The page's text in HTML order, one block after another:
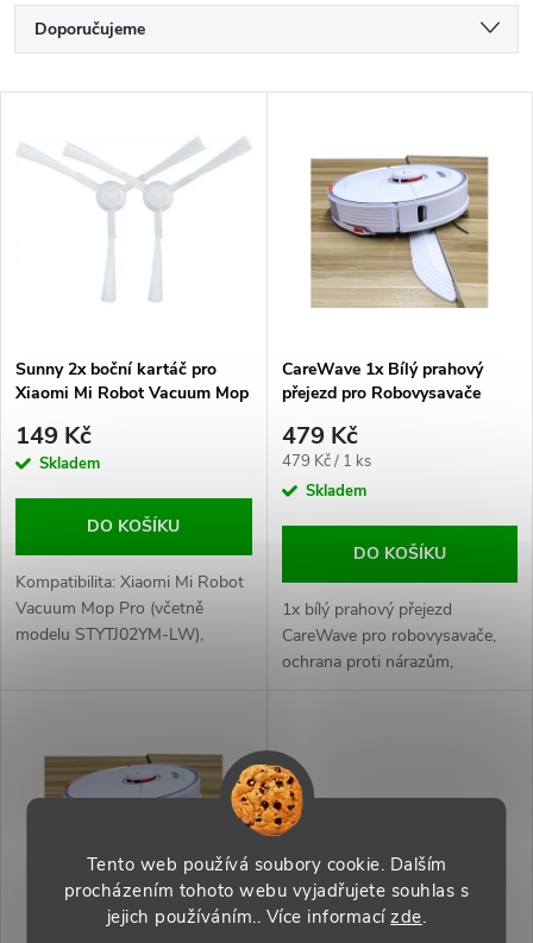
Tento web používá soubory cookie. Dalším
procházením tohoto webu vyjadřujete souhlas s
jejich používáním.. Více informacízde.
Ř
a
z
p
r
o
d
u
k
ů
Doporučujeme
Nejprodávanější
Abecedně
ý
s
p
r
d
u
Sunny 2x boční kartáč pro
Xiaomi Mi Robot Vacuum Mop
Conga / Sencor
149 Kč
Skladem
DO KOŠÍKU
Kompatibilita: Xiaomi Mi Robot
Vacuum Mop Pro (včetně
modelu STYTJ02YM-LW),
CareWave 1x Bílý prahový
přejezd pro Robovysavače
479 Kč
Měrná
cena:
479 Kč / 1 ks
Skladem
DO KOŠÍKU
1x bílý prahový přejezd
CareWave pro robovysavače,
ochrana proti nárazům,